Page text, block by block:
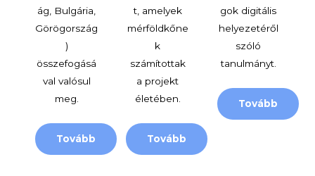
gok digitális
helyezetéről
szóló
tanulmányt.
Tovább
t, amelyek
mérföldkőne
k
számítottak
a projekt
életében.
Tovább
ág, Bulgária,
Görögország
)
összefogásá
val valósul
meg.
Tovább